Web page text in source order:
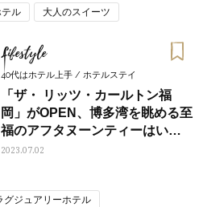
ル 大人のスイーツ
Lifestyle
40代はホテル上手 / ホテルステイ
「ザ・ リッツ・カールトン福
岡」がOPEN、博多湾を眺める至
福のアフタヌーンティーはいか
が？
2023.07.02
グジュアリーホテル